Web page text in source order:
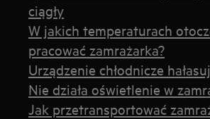
ciągły
W jakich temperaturach
pracować zamrażarka?
Urządzenie chłodnicze
Nie działa oświetlenie w
Jak przetransportować